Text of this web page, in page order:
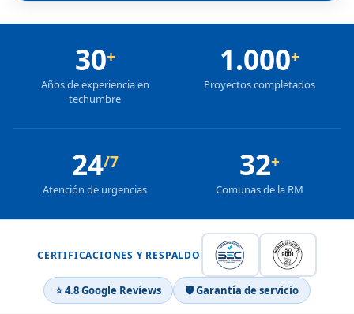
30+
Años de experiencia en
techumbre
1.000+
Proyectos completados
24/7
Atención de urgencias
32+
Comunas de la RM
CERTIFICACIONES Y RESPALDO
⭐ 4.8 Google Reviews 🛡 Garantía de servicio